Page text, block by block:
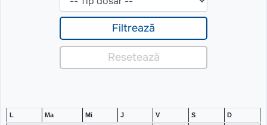
L Ma Mi J V S D